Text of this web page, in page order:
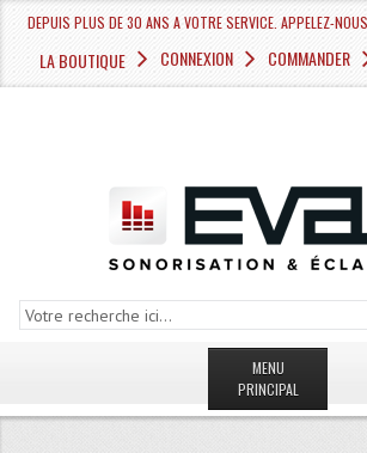
DEPUIS PLUS DE 30 ANS A VOTRE SERVICE. APPELEZ-
LA BOUTIQUE CONNEXION COMMANDER
MENU
PRINCIPAL